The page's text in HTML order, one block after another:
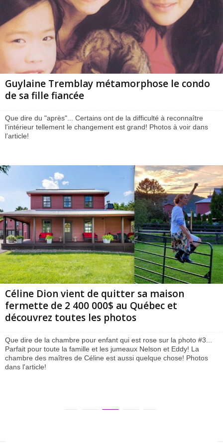
Guylaine Tremblay métamorphose le condo
de sa fille fiancée
Que dire du "après"... Certains ont de la difficulté à reconnaître
l'intérieur tellement le changement est grand! Photos à voir dans
l’article!
Céline Dion vient de quitter sa maison
fermette de 2 400 000$ au Québec et
découvrez toutes les photos
Que dire de la chambre pour enfant qui est rose sur la photo #3...
Parfait pour toute la famille et les jumeaux Nelson et Eddy! La
chambre des maîtres de Céline est aussi quelque chose! Photos
dans l'article!